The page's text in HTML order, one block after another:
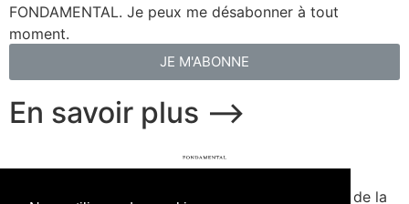
FONDAMENTAL. Je peux me désabonner à tout
moment.
JE M'ABONNE
En savoir plus ⟶
Fondé en 2020. Édité par Presse de la